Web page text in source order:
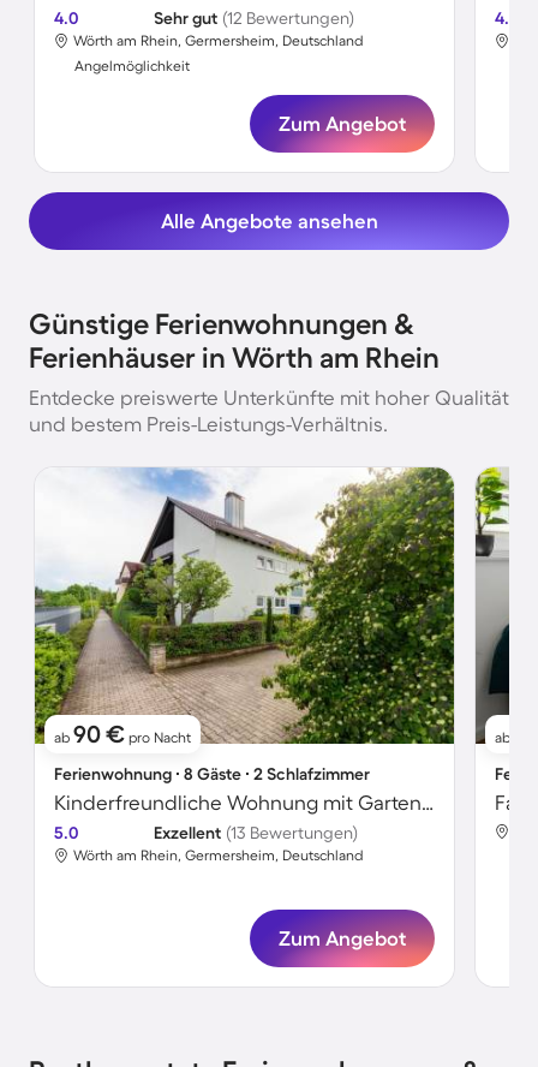
4.0 Sehr gut (12 Bewertungen)
Wörth am Rhein, Germersheim, Deutschland
Angelmöglichkeit
Zum Angebot
4.6
Alle Angebote ansehen
Günstige Ferienwohnungen &
Ferienhäuser in Wörth am Rhein
Entdecke preiswerte Unterkünfte mit hoher Qualität
und bestem Preis-Leistungs-Verhältnis.
ab 90 € pro Nacht
Ferienwohnung ∙ 8 Gäste ∙ 2 Schlafzimmer
Kinderfreundliche Wohnung mit Garten und Grill | Perfekt für die Arbeit von Zuhause | Haustierfreundlich
5.0 Exzellent (13 Bewertungen)
Wörth am Rhein, Germersheim, Deutschland
Zum Angebot
ab